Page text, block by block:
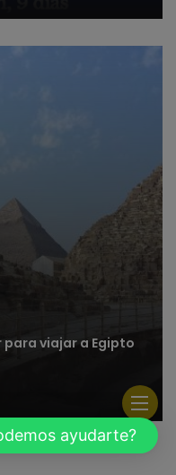
viajar a Egipto
ayudarte?